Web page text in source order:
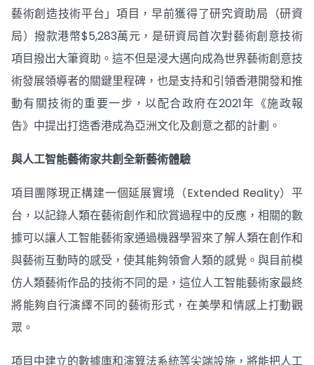
藝術創造技術平台」項目，早前獲得了研究資助局（研資
局）撥款港幣$5,283萬元，是研資局首次對藝術創意技術
項目撥出大筆資助。這不但是浸大邁向成為世界藝術創意技
術發展領導者的關鍵里程碑，也是支持和引領香港開發和推
動有關技術的重要一步，以配合政府在2021年《施政報
告》中提出打造香港成為亞洲文化及創意之都的計劃。
與人工智能藝術家共創全新藝術體驗
項目團隊現正構建一個延展實境（Extended Reality）平
台，以記錄人類在藝術創作和欣賞過程中的反應，相關的數
據可以讓人工智能藝術家通過機器學習來了解人類在創作和
與藝術互動時的感受，使其能夠領會人類的感覺。與目前模
仿人類藝術作品的技術不同的是，這位人工智能藝術家最終
將能夠自行演繹不同的藝術形式，在美學和情感上打動觀
眾。
項目中建立的數據庫和演算法系統等尖端設施，將能把人工